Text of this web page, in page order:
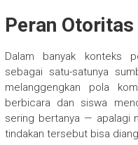
Peran
Dalam banyak konteks
sebagai satu-satunya
melanggengkan pola
berbicara dan siswa
sering bertanya — apalagi
tindakan tersebut bisa